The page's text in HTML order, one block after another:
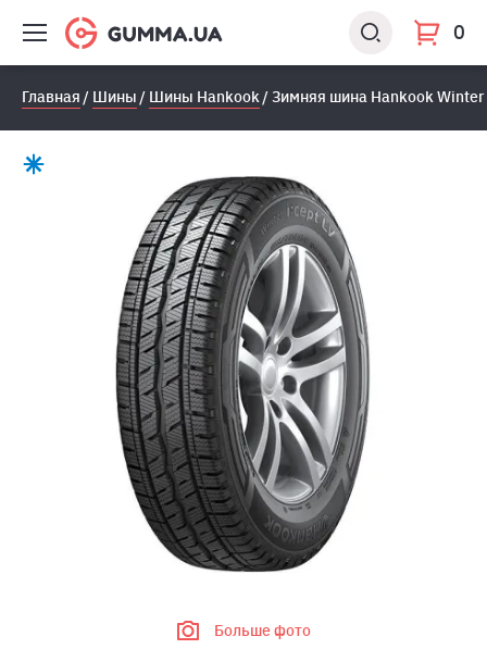
0
Главная Шины Шины Hankook Зимняя шина Hankook Winter
Больше фото